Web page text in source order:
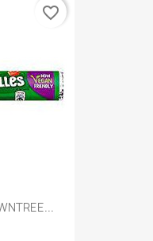
favorite_border